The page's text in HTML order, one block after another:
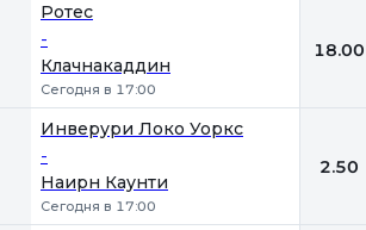
Ротес
-
Клачнакаддин
Сегодня в 17:00
18.00
Инверури Локо Уоркс
-
Наирн Каунти
Сегодня в 17:00
2.50